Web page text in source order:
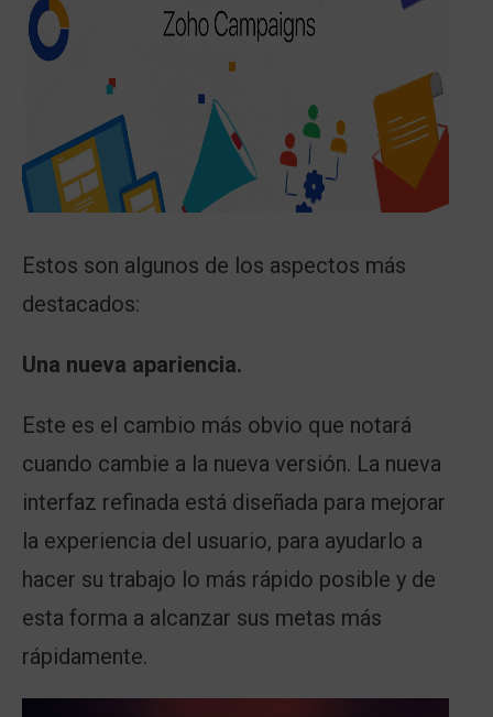
Estos son algunos de los aspectos más
destacados:
Una nueva apariencia.
Este es el cambio más obvio que notará
cuando cambie a la nueva versión. La nueva
interfaz refinada está diseñada para mejorar
la experiencia del usuario, para ayudarlo a
hacer su trabajo lo más rápido posible y de
esta forma a alcanzar sus metas más
rápidamente.